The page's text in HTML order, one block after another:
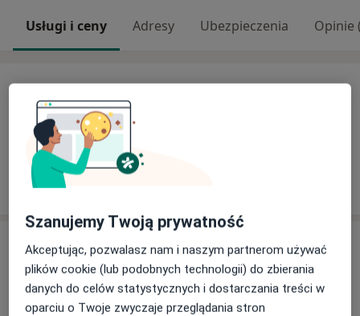
Usługi i ceny Adresy Ubezpieczenia Opinie
Brak informacji o usługach i cenach
Ten lekarz nie dodał jeszcze informacji o usługach i
Adres
Piotr Krzak Prywatna Praktyka Lekarska
ul. Os. Jagiellonów 7a,37-600Lubaczów
Szanujemy Twoją prywatność
Akceptując, pozwalasz nam i naszym partnerom używać
plików cookie (lub podobnych technologii) do zbierania
danych do celów statystycznych i dostarczania treści w
oparciu o Twoje zwyczaje przeglądania stron